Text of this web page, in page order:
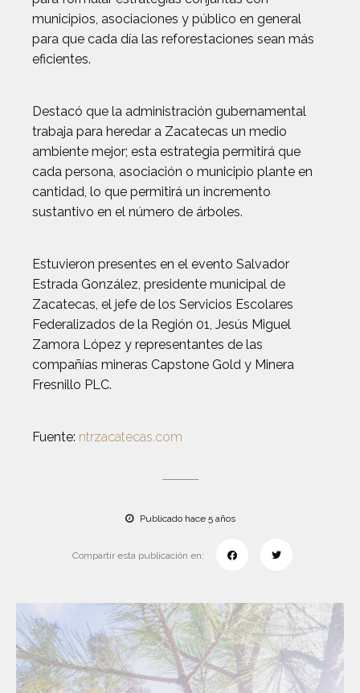
municipios, asociaciones y público en general
para que cada día las reforestaciones sean más
eficientes.
Destacó que la administración gubernamental
trabaja para heredar a Zacatecas un medio
ambiente mejor; esta estrategia permitirá que
cada persona, asociación o municipio plante en
cantidad, lo que permitirá un incremento
sustantivo en el número de árboles.
Estuvieron presentes en el evento Salvador
Estrada González, presidente municipal de
Zacatecas, el jefe de los Servicios Escolares
Federalizados de la Región 01, Jesús Miguel
Zamora López y representantes de las
compañías mineras Capstone Gold y Minera
Fresnillo PLC.
Fuente: ntrzacatecas.com
Publicado hace 5 años
Compartir esta publicación en: